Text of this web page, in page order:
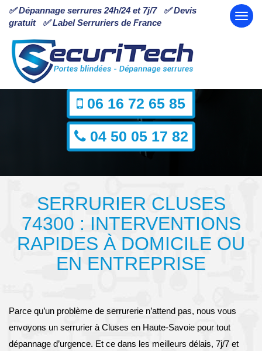
✅ Dépannage serrures 24h/24 et 7j/7 ✅ Devis
gratuit ✅ Label Serruriers de France
Serrurier Cluses : dépannage en serrurerie 7j/7
et 24h/24
06 16 72 65 85
04 50 05 17 82
SERRURIER CLUSES
74300 : INTERVENTIONS
RAPIDES À DOMICILE OU
EN ENTREPRISE
Parce qu’un problème de serrurerie n’attend pas, nous vous
envoyons un serrurier à Cluses en Haute-Savoie pour tout
dépannage d’urgence. Et ce dans les meilleurs délais, 7j/7 et